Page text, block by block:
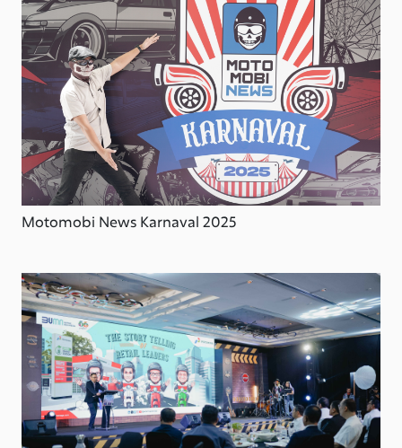
Motomobi News Karnaval 2025